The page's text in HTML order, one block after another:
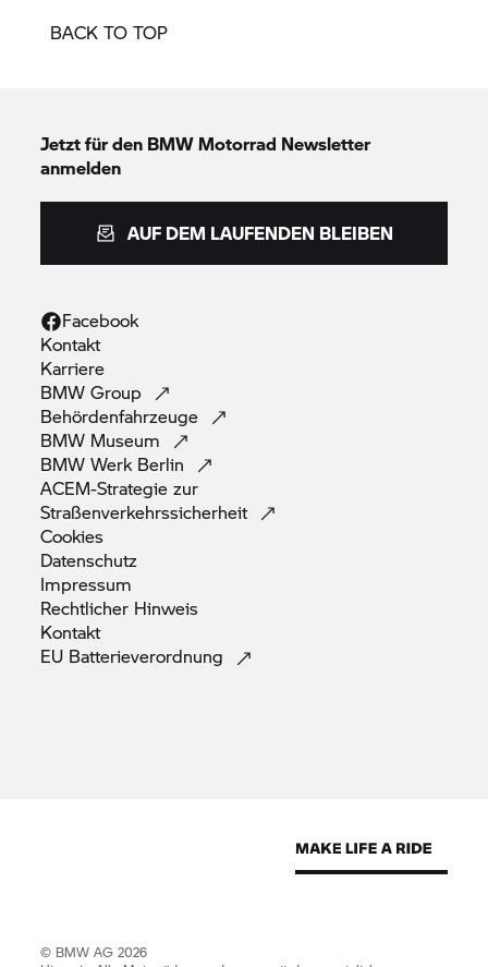
BACK TO TOP
Jetzt für den BMW Motorrad Newsletter
anmelden
AUF DEM LAUFENDEN BLEIBEN
Facebook
Kontakt
Karriere
BMWGroup
Behördenfahrzeuge
BMW Museum
BMW Werk Berlin
ACEM-Strategie zur
Straßenverkehrssicherheit
Cookies
Datenschutz
Impressum
Rechtlicher Hinweis
Kontakt
EU Batterieverordnung
© BMW AG 2026